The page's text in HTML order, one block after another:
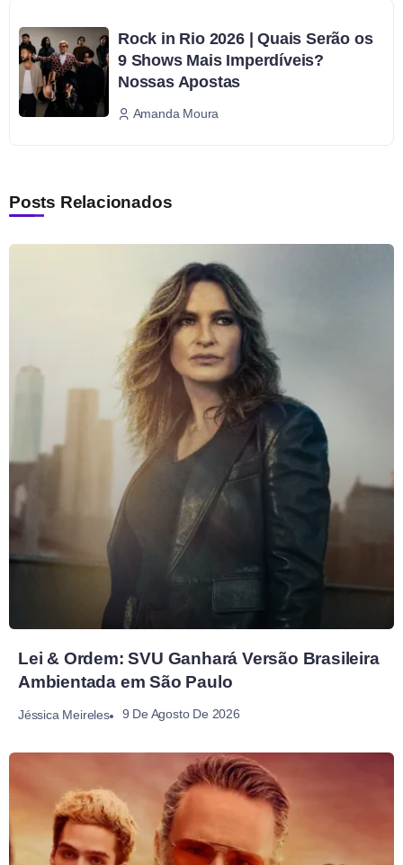
Rock in Rio 2026 | Quais Serão os
9 Shows Mais Imperdíveis?
Nossas Apostas
Amanda Moura
Posts Relacionados
Lei & Ordem: SVU Ganhará Versão Brasileira
Ambientada em São Paulo
Jéssica Meireles 9 De Agosto De 2026